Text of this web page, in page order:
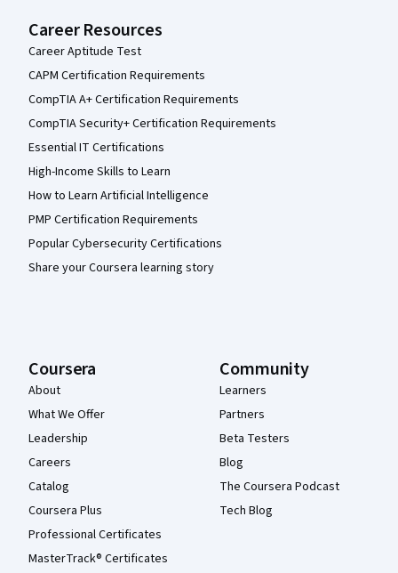
Career Resources
Career Aptitude Test
CAPM Certification Requirements
CompTIA A+ Certification Requirements
CompTIA Security+ Certification Requirements
Essential IT Certifications
High-Income Skills to Learn
How to Learn Artificial Intelligence
PMP Certification Requirements
Popular Cybersecurity Certifications
Share your Coursera learning story
Coursera
About
What We Offer
Leadership
Careers
Catalog
Coursera Plus
Professional Certificates
MasterTrack® Certificates
Community
Learners
Partners
Beta Testers
Blog
The Coursera Podcast
Tech Blog